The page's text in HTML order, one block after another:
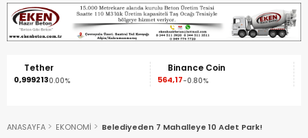
Tether
0,9992130.00%
Binance Coin
564,17-0.80%
ANASAYFA EKONOMİ Belediyeden 7 Mahalleye 10 Adet Park!